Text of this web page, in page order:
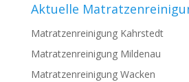
Aktuelle
Matratzenreinigung Kahrstedt
Matratzenreinigung Mildenau
Matratzenreinigung Wacken